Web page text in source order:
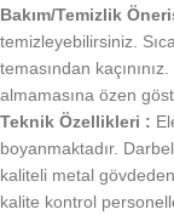
Bakım/Temizlik
temizleyebilirsiniz.
temasından
almamasına özen
Teknik Özellikleri :
boyanmaktadır.
kaliteli metal
kalite kontrol